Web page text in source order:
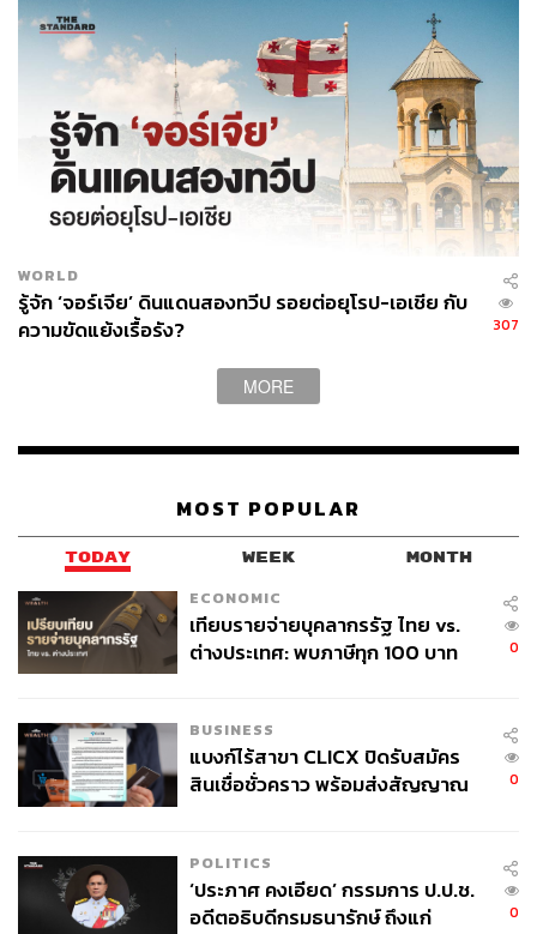
WORLD
รู้จัก ‘จอร์เจีย’ ดินแดนสองทวีป รอยต่อยุโรป-เอเชีย กับ
ความขัดแย้งเรื้อรัง?
307
MORE
MOST POPULAR
TODAY WEEK MONTH
ECONOMIC
เทียบรายจ่ายบุคลากรรัฐ ไทย vs.
ต่างประเทศ: พบภาษีทุก 100 บาท
0
BUSINESS
แบงก์ไร้สาขา CLICX ปิดรับสมัคร
สินเชื่อชั่วคราว พร้อมส่งสัญญาณ
0
POLITICS
‘ประภาศ คงเอียด’ กรรมการ ป.ป.ช.
อดีตอธิบดีกรมธนารักษ์ ถึงแก่
0